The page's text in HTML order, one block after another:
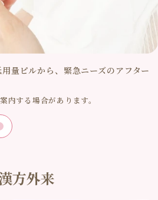
量ピルから、緊急ニーズのアフター
する場合があります。
方外来